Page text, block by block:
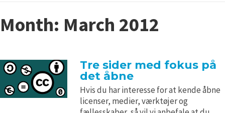
Kontakt
Materialer
Kilder
Kontakt
Materialer
Kilder
Month: March 2012
Tre sider med fokus på
det åbne
Hvis du har interesse for at kende åbne
licenser, medier, værktøjer og